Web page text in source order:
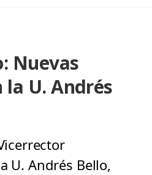
Nuevas
la U. Andrés
U. Andrés Bello,